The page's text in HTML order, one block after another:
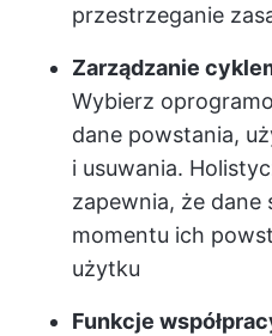
przestrzeganie
Zarządzanie
Wybierz
dane powstania,
i usuwania.
zapewnia, że dane
momentu ich
użytku
Funkcje